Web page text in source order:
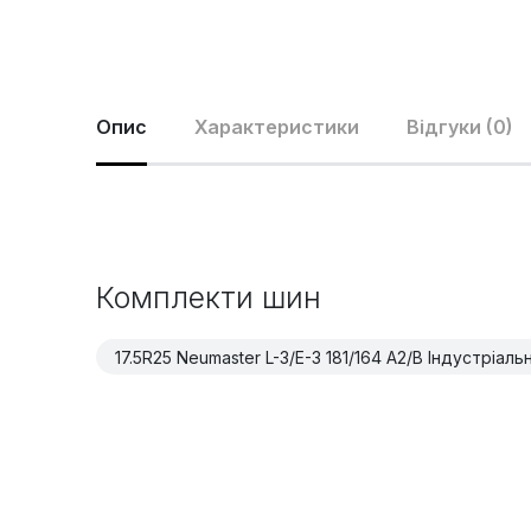
Опис Характеристики Відгуки (0)
Комплекти шин
17.5R25 Neumaster L-3/E-3 181/164 A2/B